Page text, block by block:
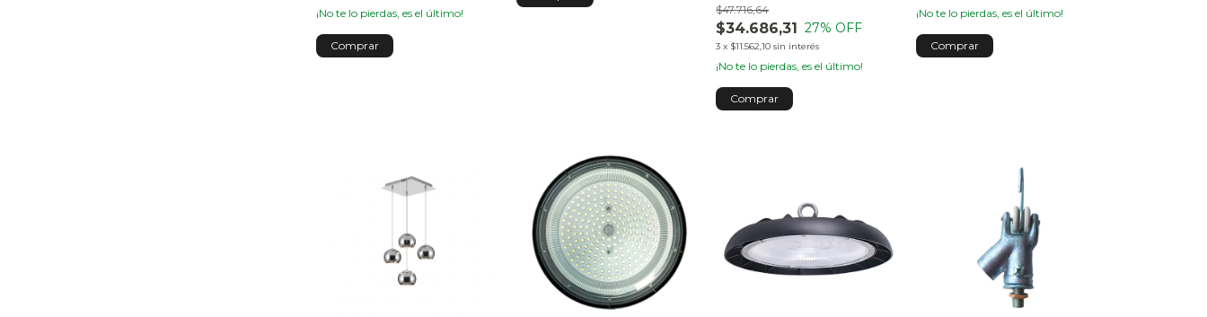
¡No te lo pierdas, es el último!
$34.686,31
$47.716,64
27% OFF
3 x $11.562,10 sin interés
¡No te lo pierdas, es el último!
¡No te lo pierdas, es el último!
Comprar